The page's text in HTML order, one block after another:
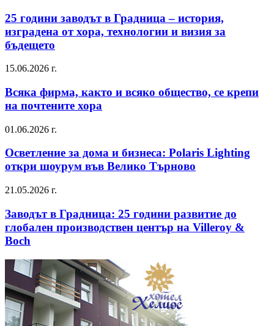
25 години заводът в Градница – история,
изградена от хора, технологии и визия за
бъдещето
15.06.2026 г.
Всяка фирма, както и всяко общество, се крепи
на почтените хора
01.06.2026 г.
Осветление за дома и бизнеса: Polaris Lighting
откри шоурум във Велико Търново
21.05.2026 г.
Заводът в Градница: 25 години развитие до
глобален производствен център на Villeroy &
Boch